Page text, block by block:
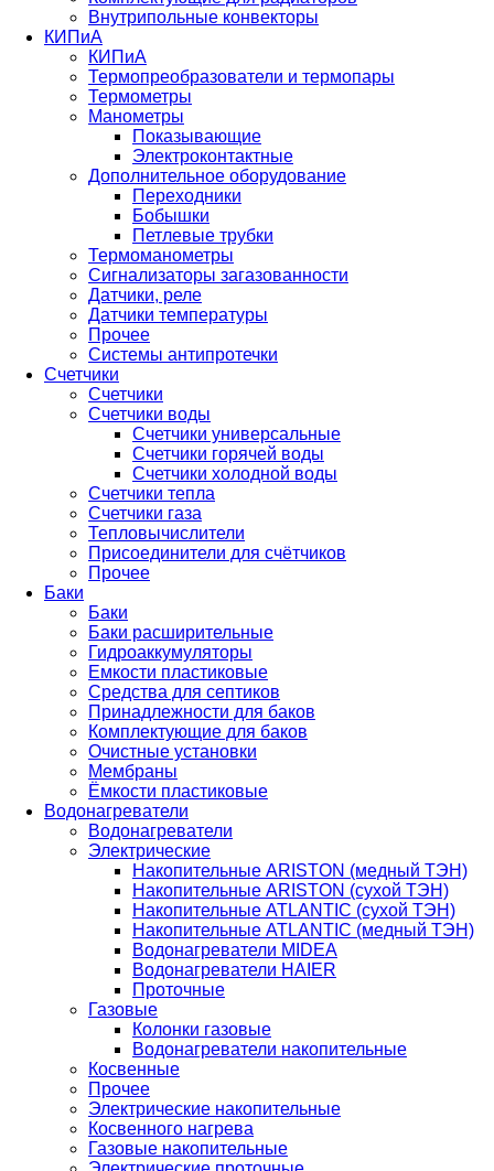
Внутрипольные конвекторы
КИПиА
КИПиА
Термопреобразователи и термопары
Термометры
Манометры
Показывающие
Электроконтактные
Дополнительное оборудование
Переходники
Бобышки
Петлевые трубки
Термоманометры
Сигнализаторы загазованности
Датчики, реле
Датчики температуры
Прочее
Системы антипротечки
Счетчики
Счетчики
Счетчики воды
Счетчики универсальные
Счетчики горячей воды
Счетчики холодной воды
Счетчики тепла
Счетчики газа
Тепловычислители
Присоединители для счётчиков
Прочее
Баки
Баки
Баки расширительные
Гидроаккумуляторы
Емкости пластиковые
Средства для септиков
Принадлежности для баков
Комплектующие для баков
Очистные установки
Мембраны
Ёмкости пластиковые
Водонагреватели
Водонагреватели
Электрические
Накопительные ARISTON (медный ТЭН)
Накопительные ARISTON (сухой ТЭН)
Накопительные ATLANTIC (сухой ТЭН)
Накопительные ATLANTIC (медный ТЭН)
Водонагреватели MIDEA
Водонагреватели HAIER
Проточные
Газовые
Колонки газовые
Водонагреватели накопительные
Косвенные
Прочее
Электрические накопительные
Косвенного нагрева
Газовые накопительные